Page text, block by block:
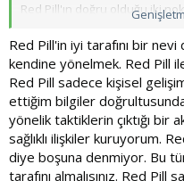
Red Pill'ın doğru olduğu iki
odaklanın kısmı; bir diğeri
kısmı. Onun dışında shit-
saçmalığın dibi. Erkeği üstün
hak ettiğine ve kadını düşük
masküleniteymiş, yok işte
yıkamayın dostlarım,
gidin kitap okuyun, dünyayı
verin. Hayatınıza ve doğru
çıkıp da hüsranla
değer verdiğiniz biriyle
Red Pill'in iyi tarafını bir nevi
kendine yönelmek. Red Pill
Red Pill sadece kişisel
ettiğim bilgiler
yönelik taktiklerin çıktığı bir
sağlıklı ilişkiler kuruyorum.
diye boşuna denmiyor. Bu
tarafını almalısınız. Red Pill